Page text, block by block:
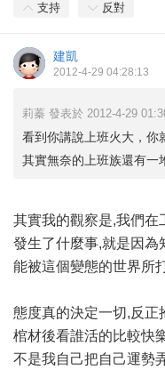
支持 反對
建凱
2012-4-29 04:28:13
莉蓁 發表於 2012-4-29
看到你講說上班火大，你
其實無奈的上班族還有一
其實我的觀察是,我們在
發生了什麼事,就是因為
能被這個變態的世界所
態度真的決定一切,反正
棺材後看誰活的比較快
不是我自己把自己運勢